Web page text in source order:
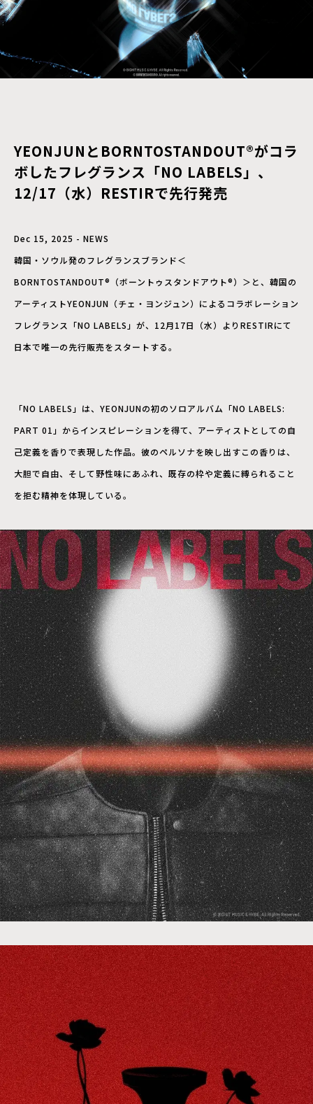
YEONJUNとBORNTOSTANDOUT®がコラ
ボしたフレグランス「NO LABELS」、
12/17（水）RESTIRで先行発売
Dec 15, 2025 - NEWS
韓国・ソウル発のフレグランスブランド＜
BORNTOSTANDOUT®（ボーントゥスタンドアウト®）＞と、韓国の
アーティストYEONJUN（チェ・ヨンジュン）によるコラボレーション
フレグランス「NO LABELS」が、12月17日（水）よりRESTIRにて
日本で唯一の先行販売をスタートする。
「NO LABELS」は、YEONJUNの初のソロアルバム「NO LABELS:
PART 01」からインスピレーションを得て、アーティストとしての自
己定義を香りで表現した作品。彼のペルソナを映し出すこの香りは、
大胆で自由、そして野性味にあふれ、既存の枠や定義に縛られること
を拒む精神を体現している。